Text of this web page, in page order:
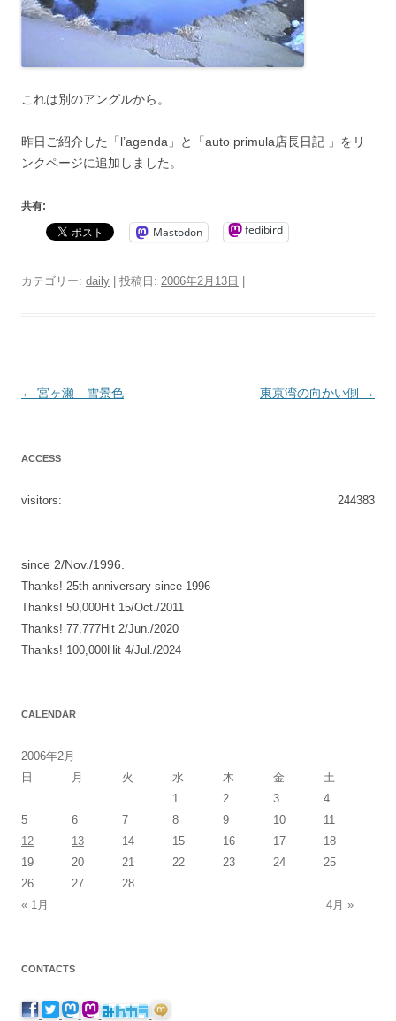
これは別のアングルから。
昨日ご紹介した「l’agenda」と「auto primula店長日記 」をリ
ンクページに追加しました。
共有:
Mastodon fedibird
カテゴリー: daily | 投稿日: 2006年2月13日 |
投
ョ
ン
← 宮ヶ瀬 雪景色 東京湾の向かい側 →
ACCESS
244383
visitors:
since 2/Nov./1996.
Thanks! 25th anniversary since 1996
Thanks! 50,000Hit 15/Oct./2011
Thanks! 77,777Hit 2/Jun./2020
Thanks! 100,000Hit 4/Jul./2024
CALENDAR
2006年2月
日
月 火 水 木 金
土
1
2 3
4
5
6 7 8 9 10
11
12
13 14 15 16 17
18
19
20 21 22 23 24
25
26
27
28
« 1月
4月 »
CONTACTS